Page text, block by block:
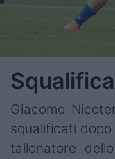
Giacomo
squalificati
tallonatore